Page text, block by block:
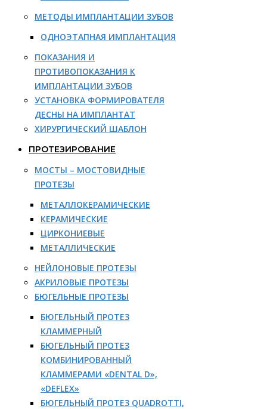
МЕТОДЫ ИМПЛАНТАЦИИ ЗУБОВ
ОДНОЭТАПНАЯ ИМПЛАНТАЦИЯ
ПОКАЗАНИЯ И
ПРОТИВОПОКАЗАНИЯ К
ИМПЛАНТАЦИИ ЗУБОВ
УСТАНОВКА ФОРМИРОВАТЕЛЯ
ДЕСНЫ НА ИМПЛАНТАТ
ХИРУРГИЧЕСКИЙ ШАБЛОН
ПРОТЕЗИРОВАНИЕ
МОСТЫ – МОСТОВИДНЫЕ
ПРОТЕЗЫ
МЕТАЛЛОКЕРАМИЧЕСКИЕ
КЕРАМИЧЕСКИЕ
ЦИРКОНИЕВЫЕ
МЕТАЛЛИЧЕСКИЕ
НЕЙЛОНОВЫЕ ПРОТЕЗЫ
АКРИЛОВЫЕ ПРОТЕЗЫ
БЮГЕЛЬНЫЕ ПРОТЕЗЫ
БЮГЕЛЬНЫЙ ПРОТЕЗ
КЛАММЕРНЫЙ
БЮГЕЛЬНЫЙ ПРОТЕЗ
КОМБИНИРОВАННЫЙ
КЛАММЕРАМИ «DENTAL D»,
«DEFLEX»
БЮГЕЛЬНЫЙ ПРОТЕЗ QUADROTTI,